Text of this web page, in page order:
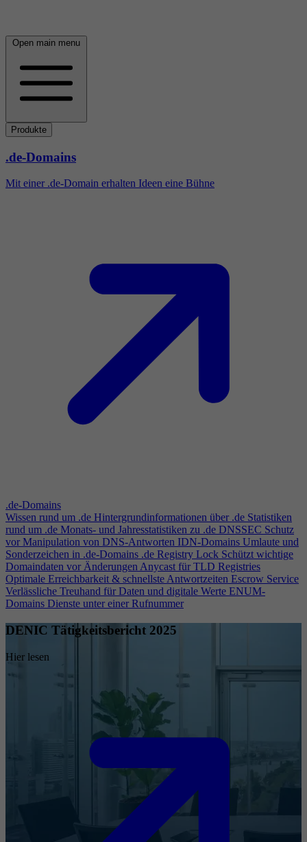
Open main menu
Produkte
.de-Domains
Mit einer .de-Domain erhalten Ideen eine Bühne
.de-Domains
Wissen rund um .de Hintergrundinformationen über .de Statistiken
rund um .de Monats- und Jahresstatistiken zu .de DNSSEC Schutz
vor Manipulation von DNS-Antworten IDN-Domains Umlaute und
Sonderzeichen in .de-Domains .de Registry Lock Schützt wichtige
Domaindaten vor ÄnderungenAnycast für TLD Registries
Optimale Erreichbarkeit & schnellste Antwortzeiten Escrow Service
Verlässliche Treuhand für Daten und digitale Werte ENUM-
Domains Dienste unter einer Rufnummer
DENIC Tätigkeitsbericht 2025
Hier lesen